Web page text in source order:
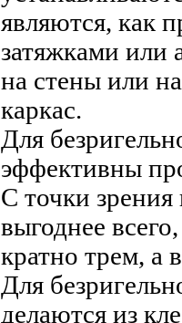
являются, как
затяжками или
на стены или
каркас.
Для
эффективны
С точки зрения
выгоднее
кратно трем, а
Для
делаются из